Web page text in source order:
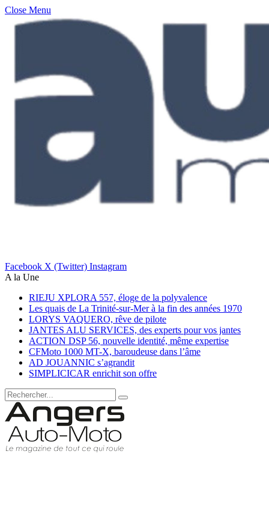
Close Menu
Facebook X (Twitter) Instagram
A la Une
RIEJU XPLORA 557, éloge de la polyvalence
Les quais de La Trinité-sur-Mer à la fin des années 1970
LORYS VAQUERO, rêve de pilote
JANTES ALU SERVICES, des experts pour vos jantes
ACTION DSP 56, nouvelle identité, même expertise
CFMoto 1000 MT-X, baroudeuse dans l’âme
AD JOUANNIC s’agrandit
SIMPLICICAR enrichit son offre